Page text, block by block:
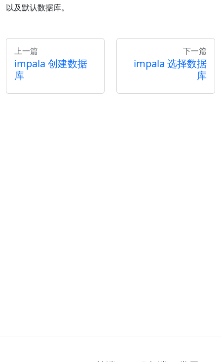
以及默认数据库。
上一篇
impala 创建数据
库
下一篇
impala 选择数据
库